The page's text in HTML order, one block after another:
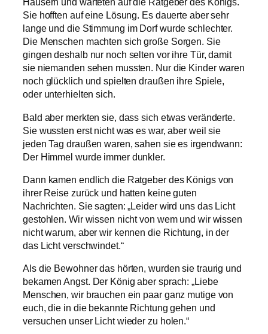
Sie hofften auf eine Lösung. Es dauerte aber sehr
lange und die Stimmung im Dorf wurde schlechter.
Die Menschen machten sich große Sorgen. Sie
gingen deshalb nur noch selten vor ihre Tür, damit
sie niemanden sehen mussten. Nur die Kinder waren
noch glücklich und spielten draußen ihre Spiele,
oder unterhielten sich.
Bald aber merkten sie, dass sich etwas veränderte.
Sie wussten erst nicht was es war, aber weil sie
jeden Tag draußen waren, sahen sie es irgendwann:
Der Himmel wurde immer dunkler.
Dann kamen endlich die Ratgeber des Königs von
ihrer Reise zurück und hatten keine guten
Nachrichten. Sie sagten: „Leider wird uns das Licht
gestohlen. Wir wissen nicht von wem und wir wissen
nicht warum, aber wir kennen die Richtung, in der
das Licht verschwindet.“
Als die Bewohner das hörten, wurden sie traurig und
bekamen Angst. Der König aber sprach: „Liebe
Menschen, wir brauchen ein paar ganz mutige von
euch, die in die bekannte Richtung gehen und
versuchen unser Licht wieder zu holen.“